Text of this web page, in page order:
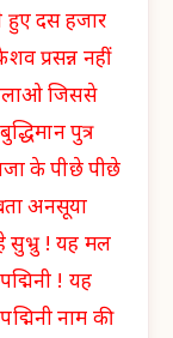
हुए दस हजार
प्रसन्न नहीं
जिससे
पुत्र
के पीछे पीछे
अनसूया
सुभ्रु ! यह मल
! यह
नाम की